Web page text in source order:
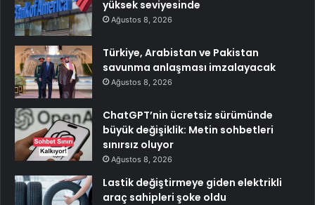
yüksek seviyesinde
Ağustos 8, 2026
Türkiye, Arabistan ve Pakistan
savunma anlaşması imzalayacak
Ağustos 8, 2026
ChatGPT’nin ücretsiz sürümünde
büyük değişiklik: Metin sohbetleri
sınırsız oluyor
Ağustos 8, 2026
Lastik değiştirmeye giden elektrikli
araç sahipleri şoke oldu